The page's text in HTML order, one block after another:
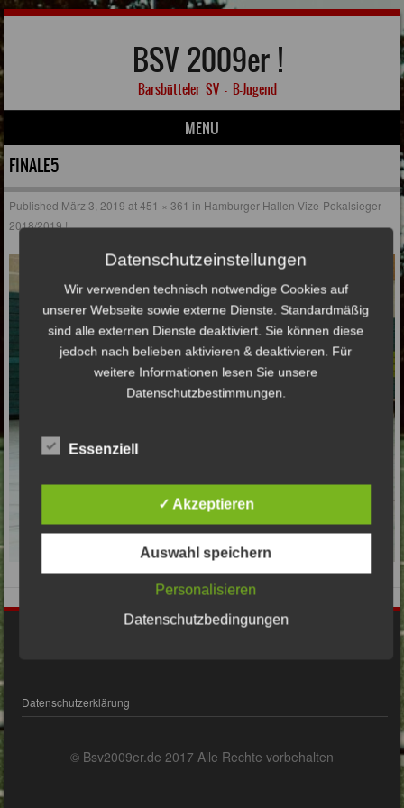
BSV 2009er !
Barsbütteler SV – B-Jugend
MENU
Skip to content
FINALE5
Published März 3, 2019 at451 × 361 in Hamburger Hallen-Vize-Pokalsieger
2018/2019 !
Datenschutzerklärung
© Bsv2009er.de 2017 Alle Rechte vorbehalten
Datenschutzeinstellungen
Wir verwenden technisch notwendige Cookies auf
unserer Webseite sowie externe Dienste. Standardmäßig
sind alle externen Dienste deaktiviert. Sie können diese
jedoch nach belieben aktivieren & deaktivieren. Für
weitere Informationen lesen Sie unsere
Datenschutzbestimmungen.
Essenziell
✓ Akzeptieren
Auswahl speichern
Personalisieren
Datenschutzbedingungen